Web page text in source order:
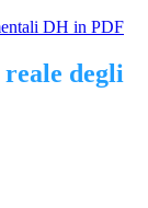
DH in PDF
reale degli